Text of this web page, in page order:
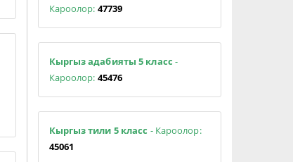
Кароолор: 47739
Кыргыз адабияты 5 класс -
Кароолор: 45476
Кыргыз тили 5 класс - Кароолор:
45061